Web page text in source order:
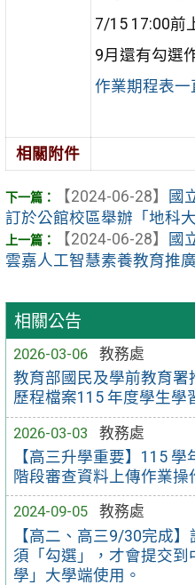
相關公告
2026-03-06
教務處
教育部國民及學前教育
歷程檔案115 年度學生學
2026-03-03
教務處
【高三升學重要】115
階段審查資料上傳作業操
2024-09-05
教務處
【高二、高三9/30完成
須「勾選」，才會提交
學」大學端使用。
7/15 17:00前
9月還有勾選
作業期程表一
相關附件
【2024-06-28】
國
訂於公館校區舉辦「地科
【2024-06-28】
國
雲嘉人工智慧素養教育推